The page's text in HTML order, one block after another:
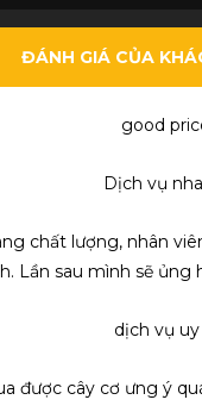
ĐÁNH GIÁ CỦA
good
Dịch vụ
chất lượng, nhân
Lần sau mình sẽ ủng
dịch vụ
được cây cơ ưng ý